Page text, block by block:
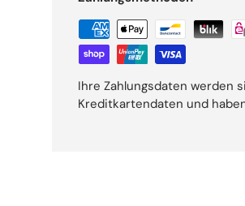
Ihre Zahlungsdaten werden
Kreditkartendaten und